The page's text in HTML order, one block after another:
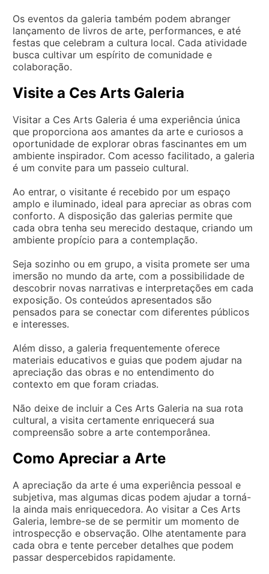
Os eventos da galeria também podem abranger
lançamento de livros de arte, performances, e até
festas que celebram a cultura local. Cada atividade
busca cultivar um espírito de comunidade e
colaboração.
Visite a Ces Arts Galeria
Visitar a Ces Arts Galeria é uma experiência única
que proporciona aos amantes da arte e curiosos a
oportunidade de explorar obras fascinantes em um
ambiente inspirador. Com acesso facilitado, a galeria
é um convite para um passeio cultural.
Ao entrar, o visitante é recebido por um espaço
amplo e iluminado, ideal para apreciar as obras com
conforto. A disposição das galerias permite que
cada obra tenha seu merecido destaque, criando um
ambiente propício para a contemplação.
Seja sozinho ou em grupo, a visita promete ser uma
imersão no mundo da arte, com a possibilidade de
descobrir novas narrativas e interpretações em cada
exposição. Os conteúdos apresentados são
pensados para se conectar com diferentes públicos
e interesses.
Além disso, a galeria frequentemente oferece
materiais educativos e guias que podem ajudar na
apreciação das obras e no entendimento do
contexto em que foram criadas.
Não deixe de incluir a Ces Arts Galeria na sua rota
cultural, a visita certamente enriquecerá sua
compreensão sobre a arte contemporânea.
Como Apreciar a Arte
A apreciação da arte é uma experiência pessoal e
subjetiva, mas algumas dicas podem ajudar a torná-
la ainda mais enriquecedora. Ao visitar a Ces Arts
Galeria, lembre-se de se permitir um momento de
introspecção e observação. Olhe atentamente para
cada obra e tente perceber detalhes que podem
passar despercebidos rapidamente.